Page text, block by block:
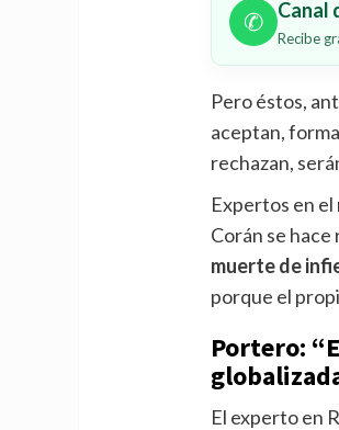
✆ Canal
Recibe
Pero éstos,
aceptan,
rechazan,
Expertos en
Corán se
muerte de
porque el
Portero:
El experto en